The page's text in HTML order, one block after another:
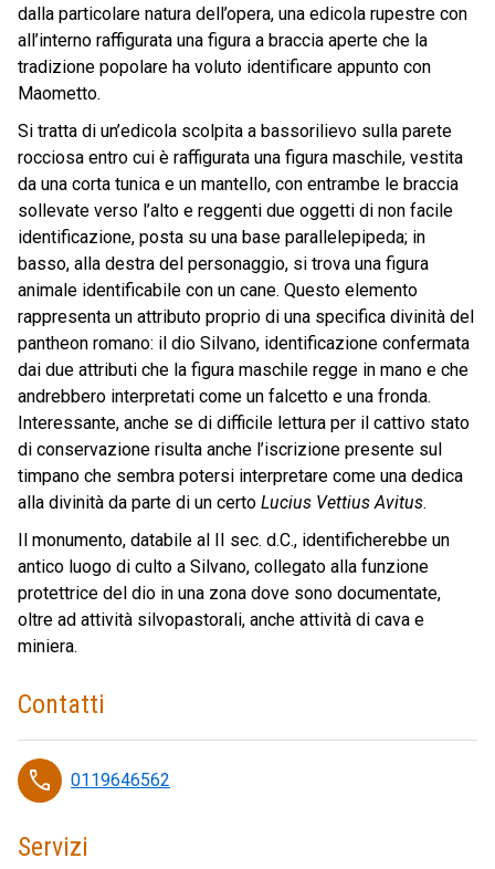
dalla particolare natura dell’opera, una edicola rupestre con
all’interno raffigurata una figura a braccia aperte che la
tradizione popolare ha voluto identificare appunto con
Maometto.
Si tratta di un’edicola scolpita a bassorilievo sulla parete
rocciosa entro cui è raffigurata una figura maschile, vestita
da una corta tunica e un mantello, con entrambe le braccia
sollevate verso l’alto e reggenti due oggetti di non facile
identificazione, posta su una base parallelepipeda; in
basso, alla destra del personaggio, si trova una figura
animale identificabile con un cane. Questo elemento
rappresenta un attributo proprio di una specifica divinità del
pantheon romano: il dio Silvano, identificazione confermata
dai due attributi che la figura maschile regge in mano e che
andrebbero interpretati come un falcetto e una fronda.
Interessante, anche se di difficile lettura per il cattivo stato
di conservazione risulta anche l’iscrizione presente sul
timpano che sembra potersi interpretare come una dedica
alla divinità da parte di un certo Lucius Vettius Avitus.
Il monumento, databile al II sec. d.C., identificherebbe un
antico luogo di culto a Silvano, collegato alla funzione
protettrice del dio in una zona dove sono documentate,
oltre ad attività silvopastorali, anche attività di cava e
miniera.
Contatti
phone 0119646562
Servizi